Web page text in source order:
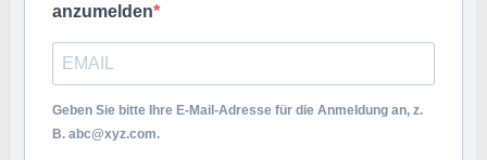
anzumelden
Geben Sie bitte Ihre E-Mail-Adresse für die Anmeldung an, z.
B. abc@xyz.com.